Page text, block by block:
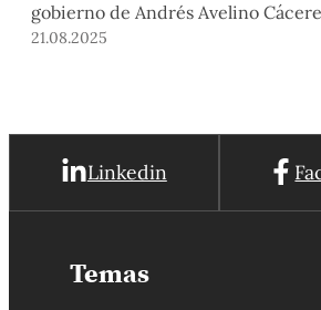
gobierno de Andrés Avelino
joven escritor Edwin Elmore en
21.08.2025
Linkedin
Temas